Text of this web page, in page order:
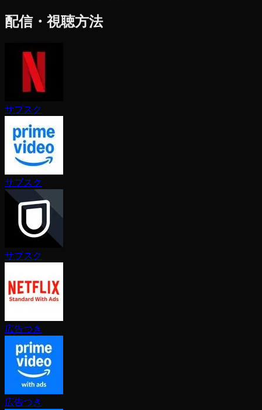
配信・視聴方法
サブスク
サブスク
サブスク
広告つき
広告つき